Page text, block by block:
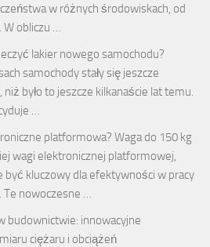
w różnych środowiskach, od
W obliczu …
lakier nowego samochodu?
samochody stały się jeszcze
było to jeszcze kilkanaście lat temu.
…
platformowa? Waga do 150 kg
wagi elektronicznej platformowej,
być kluczowy dla efektywności w pracy
Te nowoczesne …
budownictwie: innowacyjne
ciężaru i obciążeń